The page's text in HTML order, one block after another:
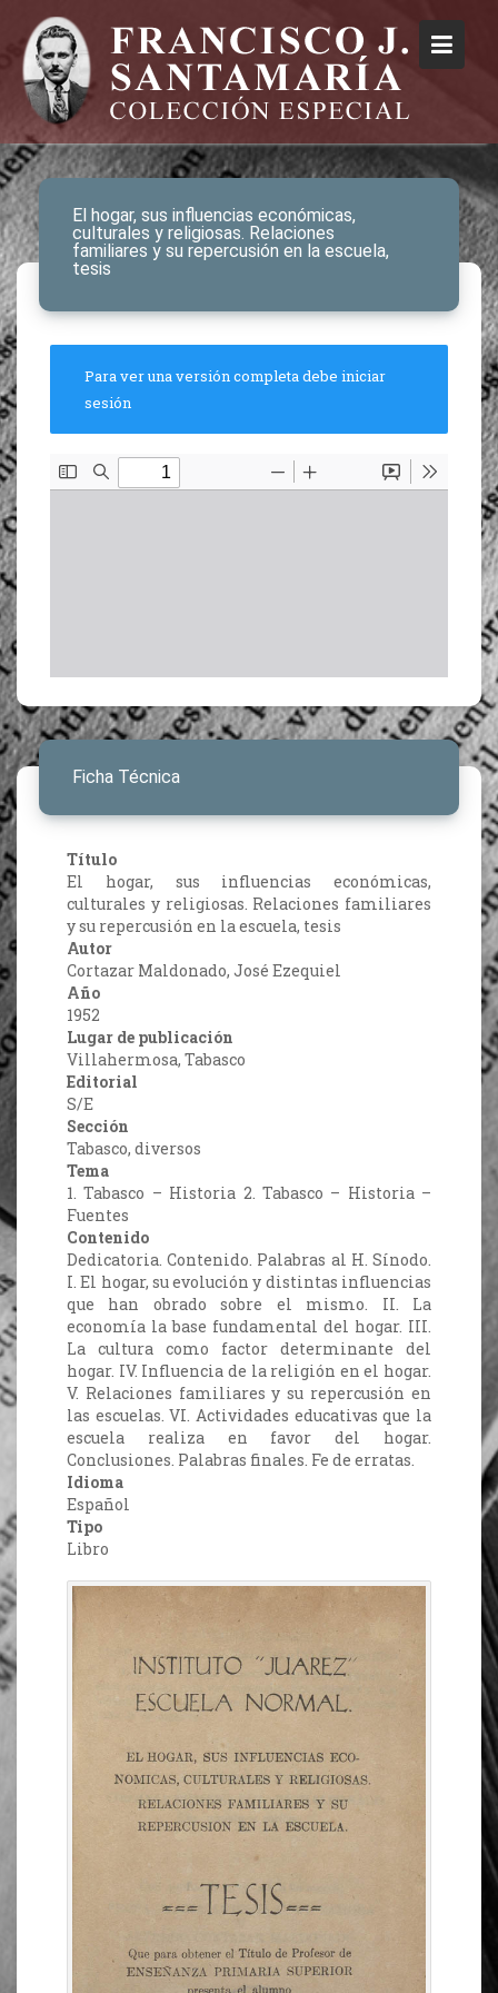
El hogar, sus influencias económicas,
culturales y religiosas. Relaciones
familiares y su repercusión en la escuela,
tesis
Para ver una versión completa debe iniciar
sesión
Ficha Técnica
Título
El hogar, sus influencias económicas,
culturales y religiosas. Relaciones familiares
y su repercusión en la escuela, tesis
Autor
Cortazar Maldonado, José Ezequiel
Año
1952
Lugar de publicación
Villahermosa, Tabasco
Editorial
S/E
Sección
Tabasco, diversos
Tema
1. Tabasco – Historia 2. Tabasco – Historia –
Fuentes
Contenido
Dedicatoria. Contenido. Palabras al H. Sínodo.
I. El hogar, su evolución y distintas influencias
que han obrado sobre el mismo. II. La
economía la base fundamental del hogar. III.
La cultura como factor determinante del
hogar. IV. Influencia de la religión en el hogar.
V. Relaciones familiares y su repercusión en
las escuelas. VI. Actividades educativas que la
escuela realiza en favor del hogar.
Conclusiones. Palabras finales. Fe de erratas.
Idioma
Español
Tipo
Libro